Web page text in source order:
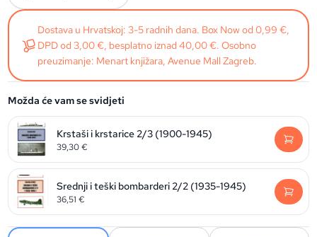
Dostava u Hrvatskoj: 3-5 radnih dana. Box Now od 0,99 €,
DPD od 3,00 €, besplatno iznad 40,00 €. Osobno
preuzimanje: Menart knjižara, Avenue Mall Zagreb.
Možda će vam se svidjeti
Krstaši i krstarice 2/3 (1900-1945)
39,30€
Srednji i teški bombarderi 2/2 (1935-1945)
36,51€